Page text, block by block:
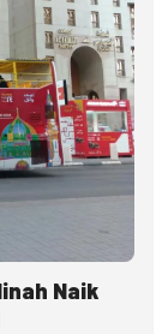
Naik